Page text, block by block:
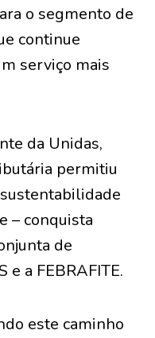
o segmento de
continue
serviço mais
da Unidas,
permitiu
– conquista
de
e a FEBRAFITE.
este caminho